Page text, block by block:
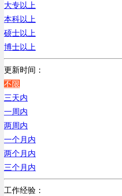
上海
贸易/物流/仓储/采购类
客服及凯发娱乐网址的技术支持类
高级管理类
电子/电器/半导体类
电力电气/能源/自动化
咨询/顾问/法律类
程序/语言开发类
行政/后勤/文秘类
销售类
人力资源类
建筑装潢/市政建设类
通信/移动互联网/手机类
技工/维修类
房地产开发/物业管理类
大专以上
本科以上
硕士以上
博士以上
更新时间：
不限
三天内
一周内
两周内
一个月内
两个月内
三个月内
工作经验：